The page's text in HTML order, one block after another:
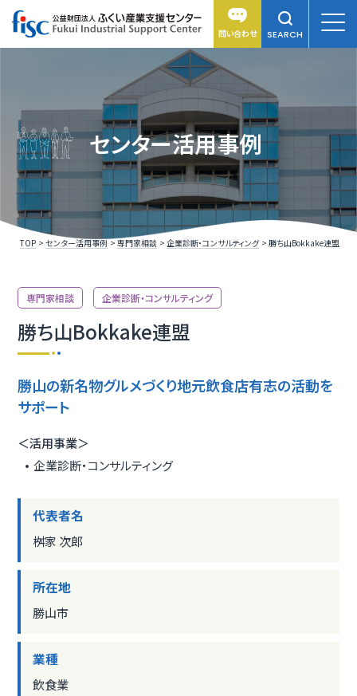
問い合わせ SEARCH
センター活用事例
TOP センター活用事例 専門家相談 企業診断・コンサルティング 勝ち山Bokkake連盟
専門家相談 企業診断・コンサルティング
勝ち山Bokkake連盟
勝山の新名物グルメづくり地元飲食店有志の活動を
サポート
＜活用事業＞
企業診断・コンサルティング
代表者名
桝家 次郎
所在地
勝山市
業種
飲食業